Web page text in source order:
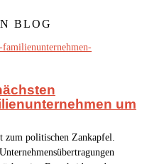
BLOG
um
zum politischen Zankapfel.